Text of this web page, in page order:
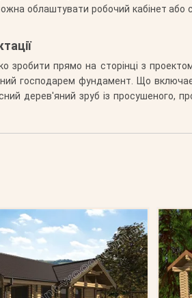
облаштувати робочий кабінет або
зробити прямо на сторінці з
господарем фундамент. Що
дерев'яний зруб із